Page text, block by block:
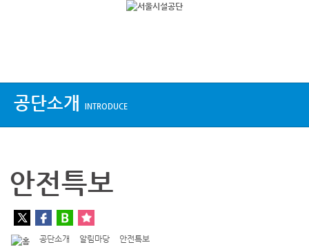
공단소개 INTRODUCE
안전특보
공단소개 알림마당 안전특보